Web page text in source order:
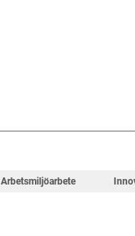
Arbetsmiljöarbete